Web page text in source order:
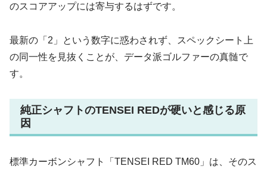
のスコアアップには寄与するはずです。
最新の「2」という数字に惑わされず、スペックシート上
の同一性を見抜くことが、データ派ゴルファーの真髄で
す。
純正シャフトのTENSEI REDが硬いと感じる原
因
標準カーボンシャフト「TENSEI RED TM60」は、そのス